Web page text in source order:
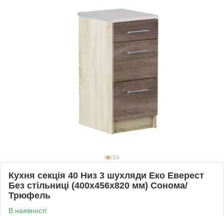
Кухня секція 40 Низ 3 шухляди Еко Еверест
Без стільниці (400х456х820 мм) Сонома/
Трюфель
В наявності